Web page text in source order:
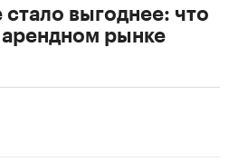
выгоднее: что
рынке